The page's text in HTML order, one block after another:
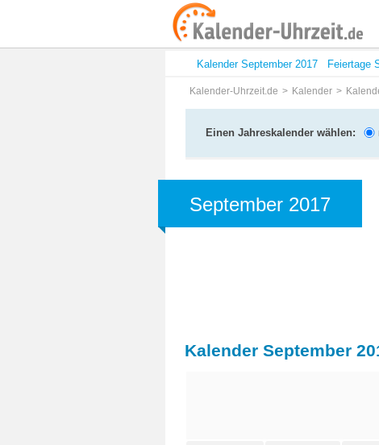
Kalender September 2017 Feiertage
Kalender-Uhrzeit.de Kalender
Einen Jahreskalender wählen:
September 2017
Kalender September